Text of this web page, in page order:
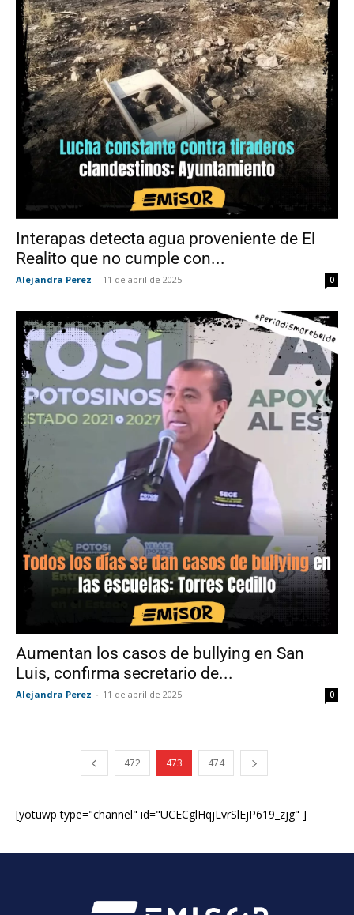
Interapas detecta agua proveniente de El
Realito que no cumple con...
Alejandra Perez - 11 de abril de 2025 0
Aumentan los casos de bullying en San
Luis, confirma secretario de...
Alejandra Perez - 11 de abril de 2025 0
472 473 474
[yotuwp type="channel" id="UCECglHqjLvrSlEjP619_zjg" ]